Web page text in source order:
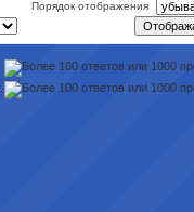
Порядок отображения